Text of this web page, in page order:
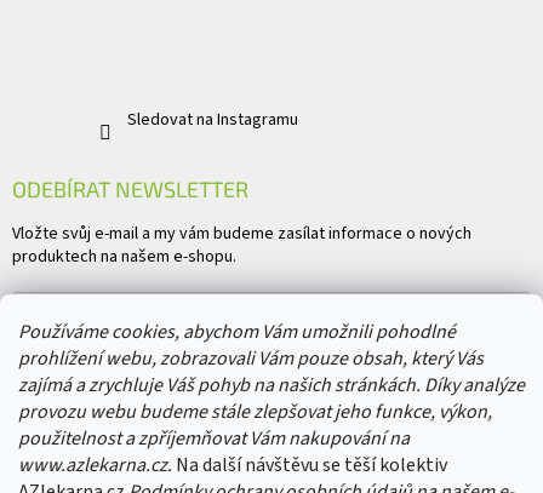
Používáme cookies, abychom Vám umožnili pohodlné
prohlížení webu, zobrazovali Vám pouze obsah, který Vás
zajímá a zrychluje Váš pohyb na našich stránkách. Díky analýze
provozu webu budeme stále zlepšovat jeho funkce, výkon,
použitelnost a zpříjemňovat Vám nakupování na
www.azlekarna.cz. Na další návštěvu se těší kolektiv
Sledovat na Instagramu
ODEBÍRAT NEWSLETTER
Vložte svůj e-mail a my vám budeme zasílat informace o nových
produktech na našem e-shopu.
Vložením e-mailu souhlasíte spodmínkami ochrany osobních údajů
PŘIHLÁSIT SE